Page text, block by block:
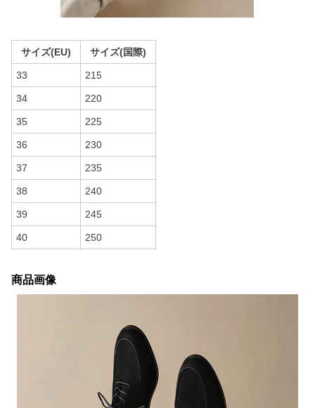
サイズ(EU) サイズ(国際)
33 215
34 220
35 225
36 230
37 235
38 240
39 245
40 250
商品画像